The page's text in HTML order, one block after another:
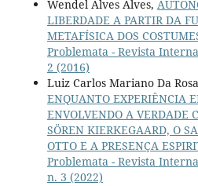
Wendel Alves Alves,
LIBERDADE A PARTIR DA
METAFÍSICA DOS
Problemata - Revista
2 (2016)
Luiz Carlos Mariano Da
ENQUANTO EXPERIÊNCIA
ENVOLVENDO A VERDADE
SÖREN KIERKEGAARD, O
OTTO E A PRESENÇA
Problemata - Revista
n. 3 (2022)